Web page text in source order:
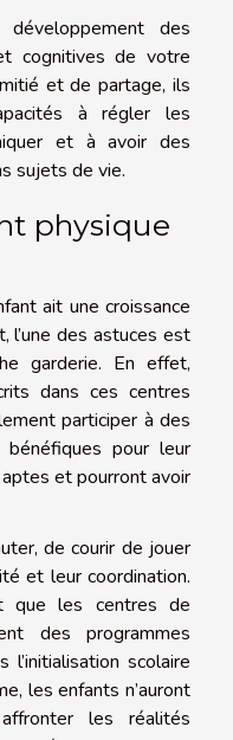
des
cognitives de votre
et de partage, ils
à régler les
et à avoir des
sujets de vie.
physique
ait une croissance
des astuces est
garderie. En effet,
dans ces centres
participer à des
pour leur
et pourront avoir
de courir de jouer
et leur coordination.
que les centres de
des programmes
scolaire
les enfants n’auront
les réalités